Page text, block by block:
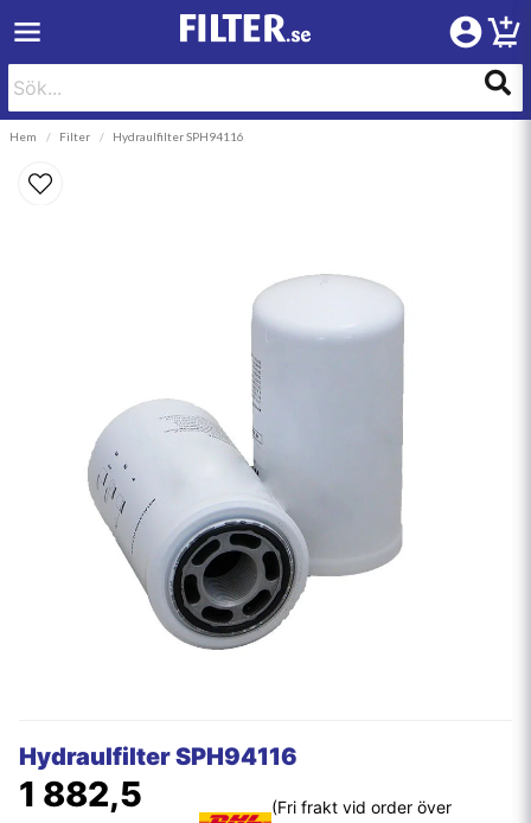
Hem Filter Hydraulfilter SPH94116
Hydraulfilter SPH94116
1 882,5